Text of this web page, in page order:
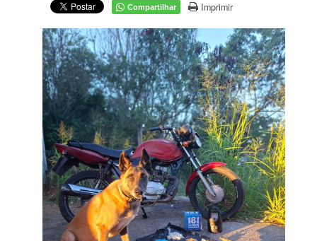
Compartilhar Imprimir